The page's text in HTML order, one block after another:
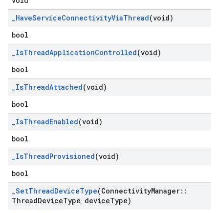
_HaveServiceConnectivityViaThread(void)
bool
_IsThreadApplicationControlled(void)
bool
_IsThreadAttached(void)
bool
_IsThreadEnabled(void)
bool
_IsThreadProvisioned(void)
bool
_SetThreadDeviceType(ConnectivityManager::
ThreadDeviceType deviceType)